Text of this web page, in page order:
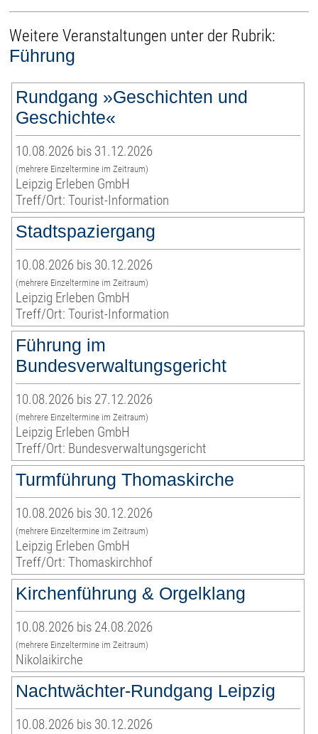
Weitere Veranstaltungen unter der Rubrik:
Führung
Rundgang »Geschichten und
Geschichte«
10.08.2026 bis 31.12.2026
(mehrere Einzeltermine im Zeitraum)
Leipzig Erleben GmbH
Treff/Ort: Tourist-Information
Stadtspaziergang
10.08.2026 bis 30.12.2026
(mehrere Einzeltermine im Zeitraum)
Leipzig Erleben GmbH
Treff/Ort: Tourist-Information
Führung im
Bundesverwaltungsgericht
10.08.2026 bis 27.12.2026
(mehrere Einzeltermine im Zeitraum)
Leipzig Erleben GmbH
Treff/Ort: Bundesverwaltungsgericht
Turmführung Thomaskirche
10.08.2026 bis 30.12.2026
(mehrere Einzeltermine im Zeitraum)
Leipzig Erleben GmbH
Treff/Ort: Thomaskirchhof
Kirchenführung & Orgelklang
10.08.2026 bis 24.08.2026
(mehrere Einzeltermine im Zeitraum)
Nikolaikirche
Nachtwächter-Rundgang Leipzig
10.08.2026 bis 30.12.2026